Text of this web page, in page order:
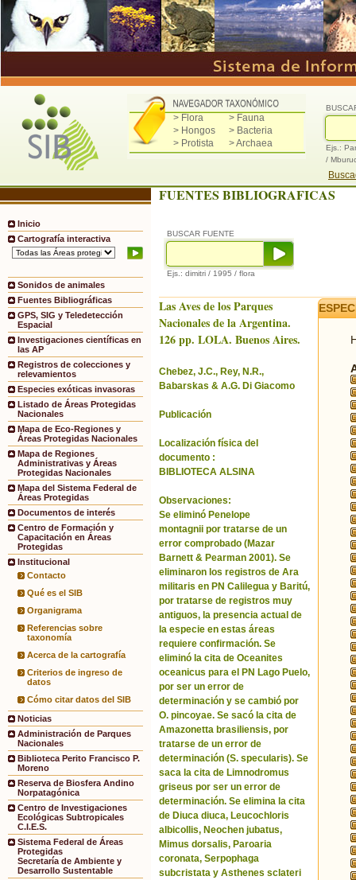
> Flora
> Fauna
> Hongos
> Bacteria
> Protista
> Archaea
Ejs.:
/
Inicio
Cartografía interactiva
Sonidos de animales
Fuentes Bibliográficas
GPS, SIG y Teledetección
Espacial
Investigaciones científicas en
las AP
Registros de colecciones y
relevamientos
Especies exóticas invasoras
Listado de Áreas Protegidas
Nacionales
Mapa de Eco-Regiones y
Áreas Protegidas Nacionales
Mapa de Regiones
Administrativas y Áreas
Protegidas Nacionales
Mapa del Sistema Federal de
Áreas Protegidas
Documentos de interés
Centro de Formación y
Capacitación en Áreas
Protegidas
Institucional
Contacto
Qué es el SIB
Organigrama
Referencias sobre
taxonomía
Acerca de la cartografía
Criterios de ingreso de
datos
Cómo citar datos del SIB
Noticias
Administración de Parques
Nacionales
Biblioteca Perito Francisco P.
Moreno
Reserva de Biosfera Andino
Norpatagónica
Centro de Investigaciones
Ecológicas Subtropicales
C.I.E.S.
Sistema Federal de Áreas
Protegidas
Secretaría de Ambiente y
Desarrollo Sustentable
FUENTES BIBLIOGRAFICAS
BUSCAR FUENTE
Ejs.: dimitri / 1995 / flora
Las Aves de los Parques
Nacionales de la Argentina.
126 pp. LOLA. Buenos Aires.
Chebez, J.C., Rey, N.R.,
Babarskas & A.G. Di Giacomo
Publicación
Localización física del
documento :
BIBLIOTECA ALSINA
Observaciones:
Se eliminó Penelope
montagnii por tratarse de un
error comprobado (Mazar
Barnett & Pearman 2001). Se
eliminaron los registros de Ara
militaris en PN Calilegua y Baritú,
por tratarse de registros muy
antiguos, la presencia actual de
la especie en estas áreas
requiere confirmación. Se
eliminó la cita de Oceanites
oceanicus para el PN Lago Puelo,
por ser un error de
determinación y se cambió por
O. pincoyae. Se sacó la cita de
Amazonetta brasiliensis, por
tratarse de un error de
determinación (S. specularis). Se
saca la cita de Limnodromus
griseus por ser un error de
determinación. Se elimina la cita
de Diuca diuca, Leucochloris
albicollis, Neochen jubatus,
Mimus dorsalis, Paroaria
coronata, Serpophaga
subcristata y Asthenes sclateri